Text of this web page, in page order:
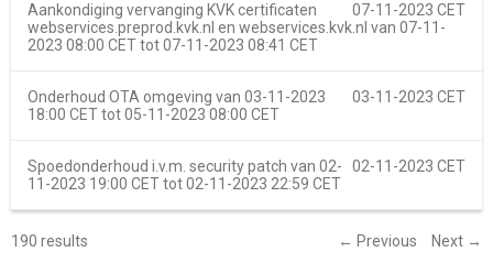
07-11-2023 CET
Aankondiging vervanging KVK certificaten
webservices.preprod.kvk.nl en webservices.kvk.nl van 07-11-
2023 08:00 CETtot07-11-2023 08:41 CET
03-11-2023 CET
Onderhoud OTA omgeving van 03-11-2023
18:00 CETtot05-11-2023 08:00 CET
02-11-2023 CET
Spoedonderhoud i.v.m. security patch van 02-
11-2023 19:00 CETtot02-11-2023 22:59 CET
← Previous Next →
190 results